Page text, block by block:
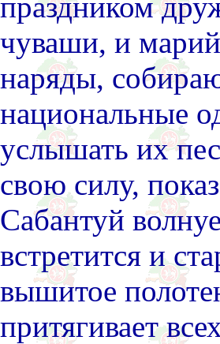
чуваши, и
наряды,
национальные
услышать их
свою силу,
Сабантуй
встретится и
вышитое
притягивает